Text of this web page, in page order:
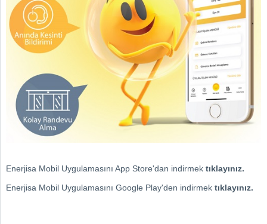
Enerjisa Mobil Uygulamasını App Store'dan indirmek tıklayınız.
Enerjisa Mobil Uygulamasını Google Play'den indirmek tıklayınız.